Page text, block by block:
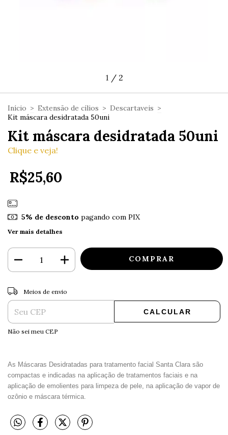
1 / 2
Início > Extensão de cílios > Descartaveis >
Kit máscara desidratada 50uni
Kit máscara desidratada 50uni
Clique e veja!
R$25,60
5% de desconto pagando com PIX
Ver mais detalhes
Entregas para o CEP:
Meios de envio
CALCULAR
Não sei meu CEP
As Máscaras Desidratadas para tratamento facial Santa Clara são
compactas e indicadas na aplicação de tratamentos faciais e na
aplicação de emolientes para limpeza de pele, na aplicação de vapor de
ozônio e máscara térmica.